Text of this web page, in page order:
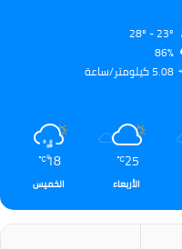
86%
5.08 كيلومتر/ساعة
25
℃
الأربعاء
18
℃
الخميس